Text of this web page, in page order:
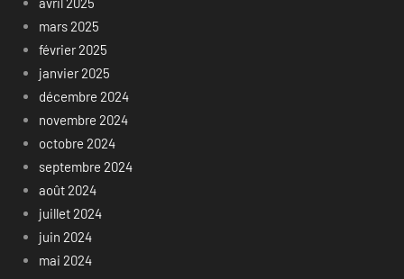
mars 2025
février 2025
janvier 2025
décembre 2024
novembre 2024
octobre 2024
septembre 2024
août 2024
juillet 2024
juin 2024
mai 2024